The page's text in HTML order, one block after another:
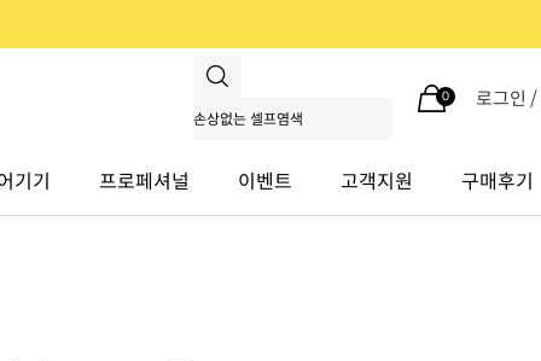
0 로그인 /
기기 프로페셔널 이벤트 고객지원 구매후기